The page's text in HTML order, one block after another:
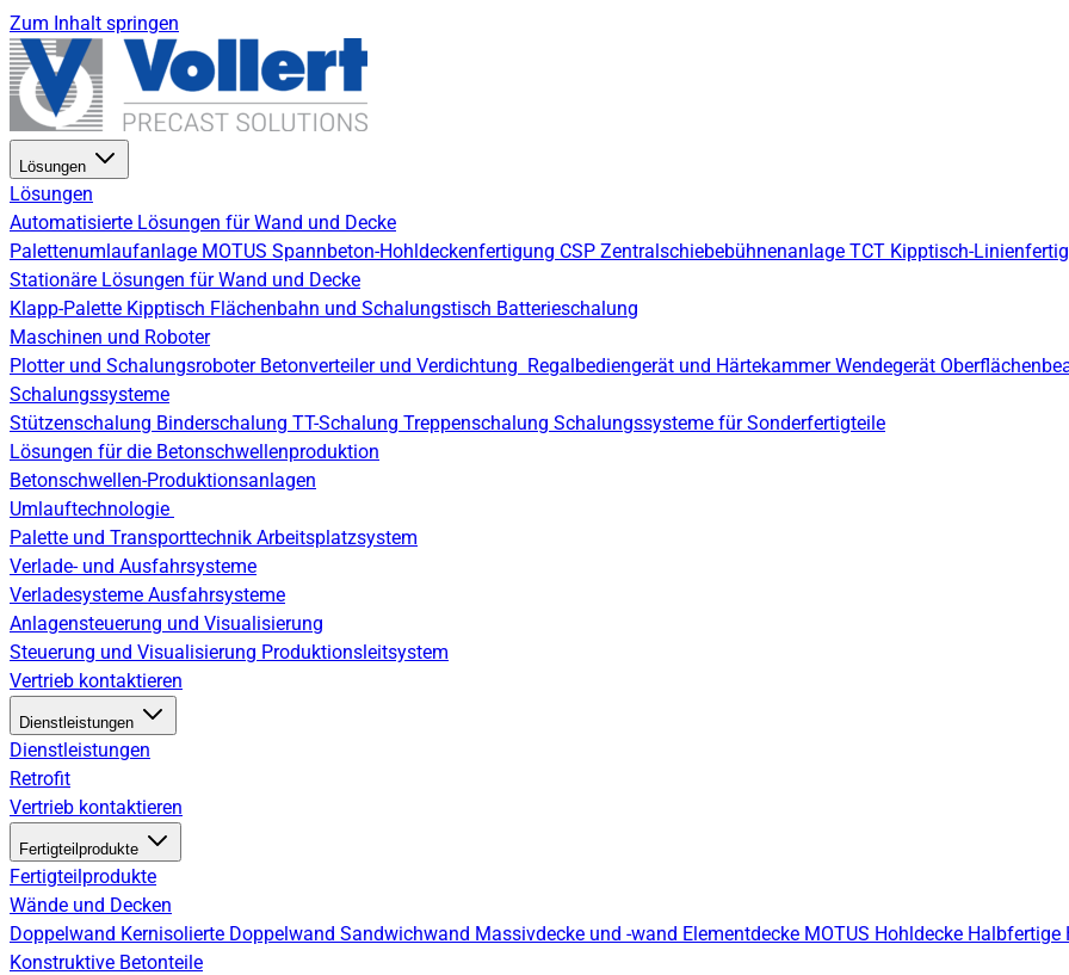
Zum Inhalt springen
Lösungen
Lösungen
Automatisierte Lösungen für Wand und Decke
Palettenumlaufanlage MOTUS Spannbeton-Hohldeckenfertigung CSP Zentralschiebebühnenanlage TCT Kipptisch-
Stationäre Lösungen für Wand und Decke
Klapp-Palette Kipptisch Flächenbahn und Schalungstisch Batterieschalung
Maschinen und Roboter
Plotter und Schalungsroboter Betonverteiler und Verdichtung Regalbediengerät und HärtekammerWendegerät
Schalungssysteme
Stützenschalung Binderschalung TT-Schalung Treppenschalung Schalungssysteme für Sonderfertigteile
Lösungen für die Betonschwellenproduktion
Betonschwellen-Produktionsanlagen
Umlauftechnologie
Palette und Transporttechnik Arbeitsplatzsystem
Verlade- und Ausfahrsysteme
Verladesysteme Ausfahrsysteme
Anlagensteuerung und Visualisierung
Steuerung und Visualisierung Produktionsleitsystem
Vertrieb kontaktieren
Dienstleistungen
Dienstleistungen
Retrofit
Vertrieb kontaktieren
Fertigteilprodukte
Fertigteilprodukte
Wände und Decken
Doppelwand Kernisolierte Doppelwand Sandwichwand Massivdecke und -wand Elementdecke MOTUS Hohldecke Halbfertige
Konstruktive Betonteile